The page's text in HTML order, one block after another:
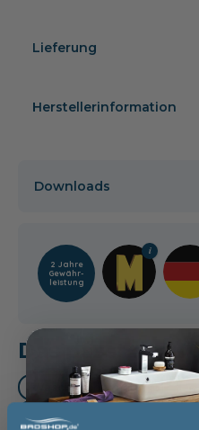
Lieferung
Herstellerinformation
Downloads
2 Jahre
Gewähr­
leistung
Das passt dazu
Waschtischarmatur (3)